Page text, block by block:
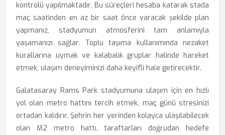
kontrolü yapılmaktadır. Bu süreçleri hesaba katarak stada
maç saatinden en az bir saat önce varacak şekilde plan
yapmanız, stadyumun atmosferini tam anlamıyla
yaşamanızı sağlar. Toplu taşıma kullanımında nezaket
kurallarına uymak ve kalabalık gruplar halinde hareket
etmek, ulaşım deneyiminizi daha keyifli hale getirecektir.
Galatasaray Rams Park stadyumuna ulaşım için en hızlı
yol olan metro hattını tercih etmek, maç günü stresinizi
ortadan kaldırır. Şehrin her yerinden kolayca ulaşılabilecek
olan M2 metro hattı, taraftarları doğrudan hedefe